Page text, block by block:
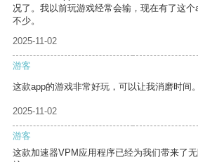
况了。我以前玩游戏经常会输，现在有了这
不少。
2025-11-02
游客
这款app的游戏非常好玩，可以让我消磨时间。
2025-11-02
游客
这款加速器VPM应用程序已经为我们带来了